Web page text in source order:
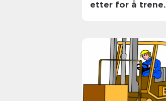
etter for å trene